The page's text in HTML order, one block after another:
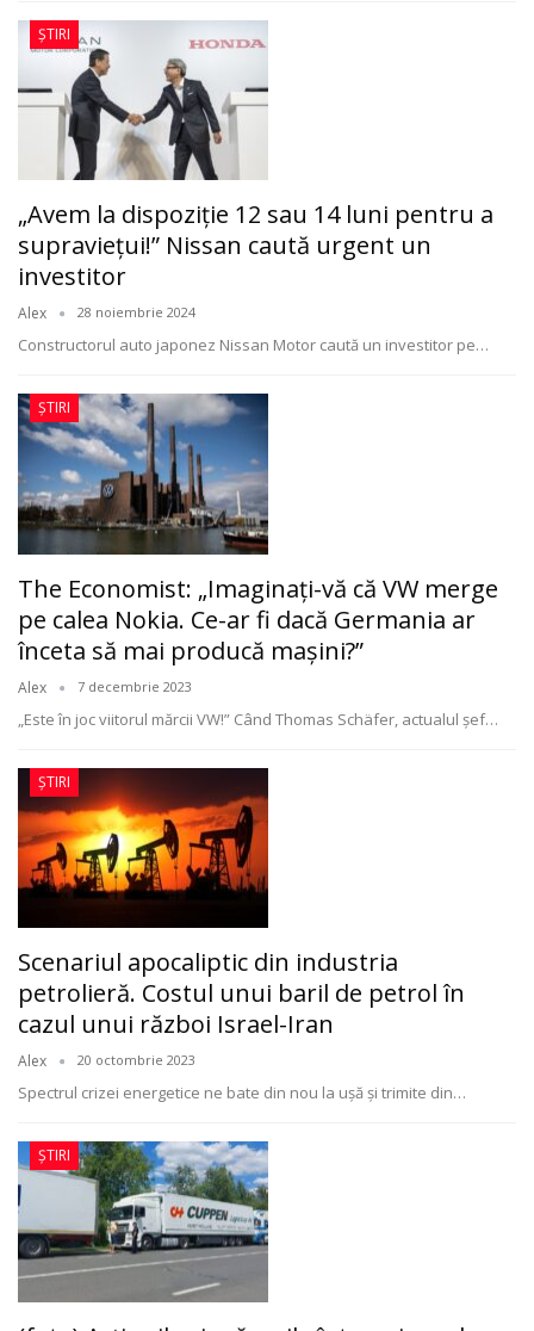
ȘTIRI
„Avem la dispoziție 12 sau 14 luni pentru a
supraviețui!” Nissan caută urgent un
investitor
Alex 28 noiembrie 2024
Constructorul auto japonez Nissan Motor caută un investitor pe…
ȘTIRI
The Economist: „Imaginați-vă că VW merge
pe calea Nokia. Ce-ar fi dacă Germania ar
înceta să mai producă mașini?”
Alex 7 decembrie 2023
„Este în joc viitorul mărcii VW!” Când Thomas Schäfer, actualul șef…
ȘTIRI
Scenariul apocaliptic din industria
petrolieră. Costul unui baril de petrol în
cazul unui război Israel-Iran
Alex 20 octombrie 2023
Spectrul crizei energetice ne bate din nou la ușă și trimite din…
ȘTIRI